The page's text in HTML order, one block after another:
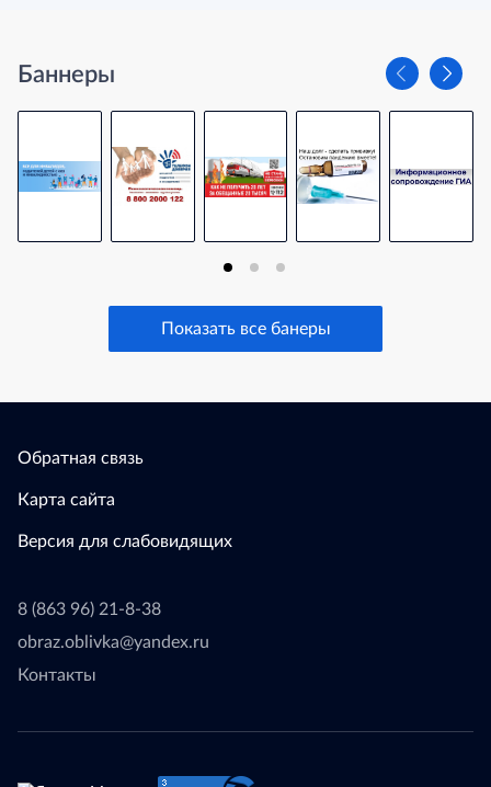
Баннеры
Показать все банеры
Обратная связь
Карта сайта
Версия для слабовидящих
8 (863 96) 21-8-38
obraz.oblivka@yandex.ru
Контакты